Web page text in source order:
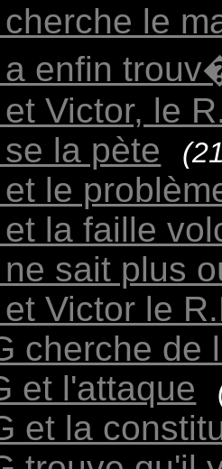
cherche le
a enfin
Victor, le
la pète
le
la faille
sait plus
Victor le
cherche de
et l'attaque
et la